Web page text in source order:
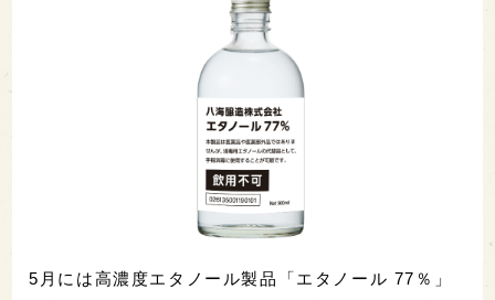
5月には高濃度エタノール製品「エタノール 77％」